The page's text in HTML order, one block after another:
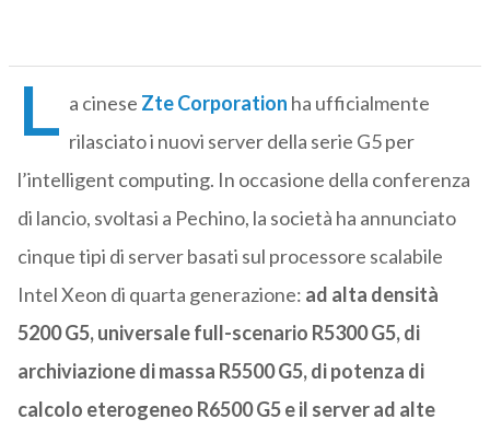
L a cinese ZteCorporation ha ufficialmente
rilasciato i nuovi server della serie G5 per
l’intelligent computing. In occasione della conferenza
di lancio, svoltasi a Pechino, la società ha annunciato
cinque tipi di server basati sul processore scalabile
Intel Xeon di quarta generazione: ad alta densità
5200 G5, universale full-scenario R5300 G5, di
archiviazione di massa R5500 G5, di potenza di
calcolo eterogeneo R6500 G5 e il server ad alte